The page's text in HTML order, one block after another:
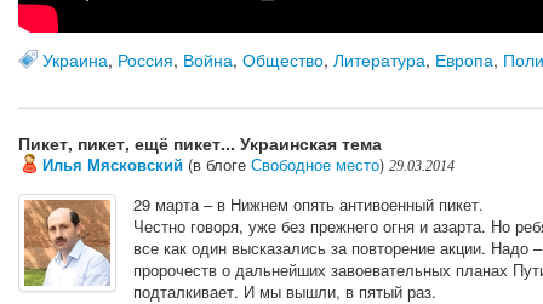
Украина, Россия, Война, Общество, Литература, Европа,
Пикет, пикет, ещё пикет... Украинская тема
Илья Мясковский (в блоге Свободное место) 29.03.2014
29 марта – в Нижнем опять антивоенный пикет.
Честно говоря, уже без прежнего огня и азарта. Но
все как один высказались за повторение акции.
пророчеств о дальнейших завоевательных планах
подталкивает. И мы вышли, в пятый раз.